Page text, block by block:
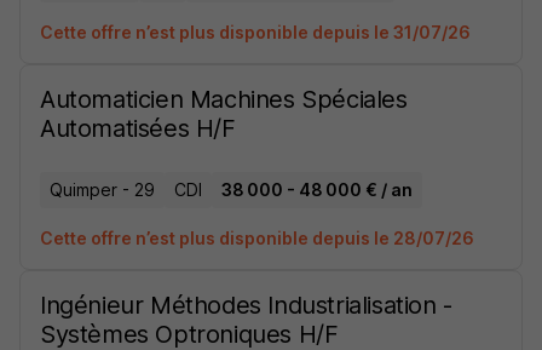
Cette offre n’est plus disponible depuis le 31/07/26
Automaticien Machines Spéciales
Automatisées H/F
Quimper - 29 CDI 38 000 - 48 000 € / an
Cette offre n’est plus disponible depuis le 28/07/26
Ingénieur Méthodes Industrialisation -
Systèmes Optroniques H/F